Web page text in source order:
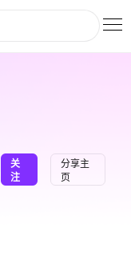
关
注
分享主
页